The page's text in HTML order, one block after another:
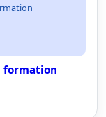
formation